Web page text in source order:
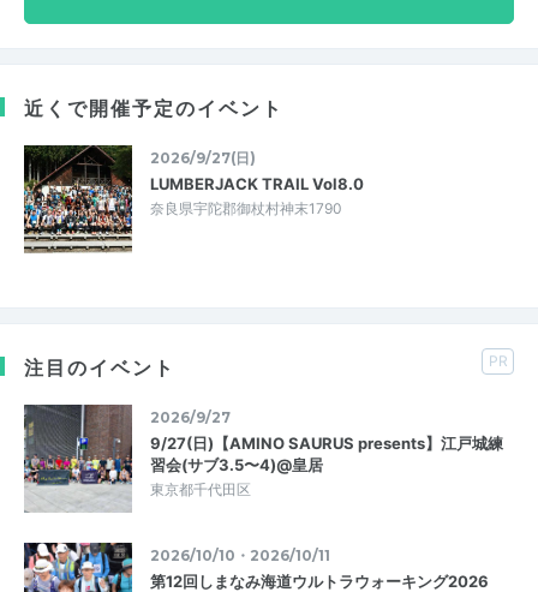
近くで開催予定のイベント
2026/9/27(日)
LUMBERJACK TRAIL Vol8.0
奈良県宇陀郡御杖村神末1790
注目のイベント PR
2026/9/27
9/27(日)【AMINO SAURUS presents】江戸城練
習会(サブ3.5〜4)@皇居
東京都千代田区
2026/10/10・2026/10/11
第12回しまなみ海道ウルトラウォーキング2026